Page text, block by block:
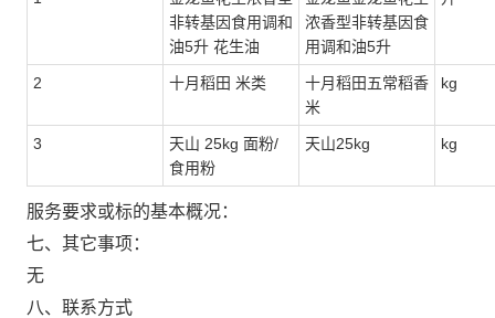
非转基因食用调和
油5升 花生油
浓香型非转基因食
用调和油5升
2 十月稻田 米类
十月稻田五常稻香
米
kg
3
天山 25kg 面粉/
食用粉
天山25kg kg
服务要求或标的基本概况：
七、其它事项：
无
八、联系方式